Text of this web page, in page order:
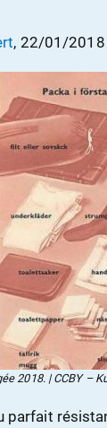
, 22/01/2018
2018. | CCBY –